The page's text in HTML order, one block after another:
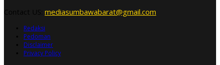
Contact US: mediasumbawabarat@gmail.com
Redaksi
Pedoman
Disclaimer
Privacy Policy